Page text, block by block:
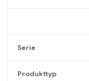
Serie
Produkttyp